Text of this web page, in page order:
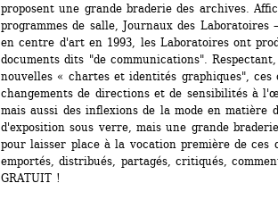
proposent une grande braderie des archives.
programmes de salle, Journaux des Laboratoires
en centre d'art en 1993, les Laboratoires ont
documents dits "de communications".
nouvelles « chartes et identités graphiques", ces
changements de directions et de sensibilités à
mais aussi des inflexions de la mode en matière
d'exposition sous verre, mais une grande
pour laisser place à la vocation première de ces
emportés, distribués, partagés, critiqués,
GRATUIT !